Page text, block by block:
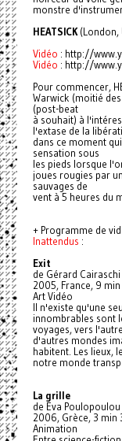
monstre
HEATSICK(London,
Vidéo : http://
Vidéo : http://
Pour commencer,
Warwick (moitié
(post-beat
à souhait) à
l'extase de la
dans ce moment
sensation sous
les pieds lorsque
joues rougies par
sauvages de
vent à 5 heures du
+ Programme de
Inattendus :
Exit
de Gérard Cairaschi
2005, France, 9
Art Vidéo
Il n'existe qu'une
innombrables sont
voyages, vers
d'autres mondes
habitent. Les lieux,
notre monde
La grille
de Eva Poulopoulou
2006, Grèce, 3 min
Animation